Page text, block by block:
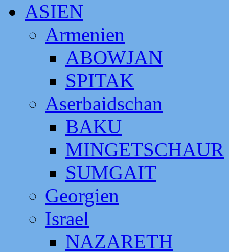
ASIEN
Armenien
ABOWJAN
SPITAK
Aserbaidschan
BAKU
MINGETSCHAUR
SUMGAIT
Georgien
Israel
NAZARETH